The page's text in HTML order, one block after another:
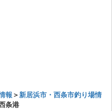
報 ＞ 新居浜市・西条市釣り場情
条港